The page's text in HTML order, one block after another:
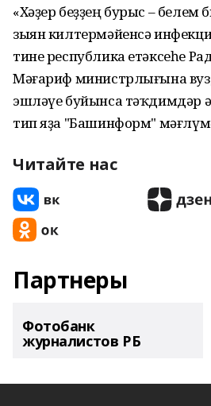
«Хәҙер беҙҙең бурыс – белем
зыян килтермәйенсә
тине республика етәксеһе
Мәғариф министрлығына
эшләүе буйынса тәҡдимдәр
тип яҙа "Башинформ"
Читайте нас
Партнеры
Фотобанк
журналистов РБ